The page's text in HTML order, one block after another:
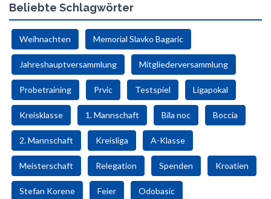
Beliebte Schlagwörter
Weihnachten Memorial Slavko Bagaric
Jahreshauptversammlung Mitgliederversammlung
Probetraining Prvic Testspiel Ligapokal
Kreisklasse 1. Mannschaft Bila noc Boccia
2. Mannschaft Kreisliga A-Klasse
Meisterschaft Relegation Spenden Kroatien
Stefan Korene Feier Odobasic